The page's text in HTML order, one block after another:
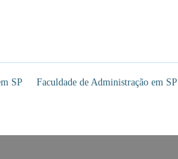
SP Faculdade de Administração em SP